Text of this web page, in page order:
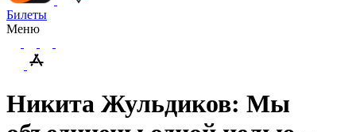
Билеты
Меню
Никита Жульдиков: Мы